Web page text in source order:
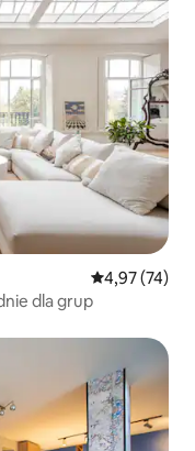
Średnia
4,97 (74)
dla grup